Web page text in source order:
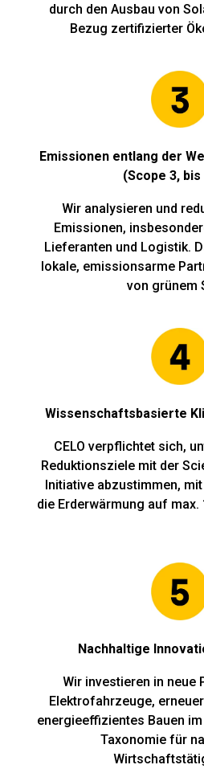
durch den Ausbau von
Bezug zertifizierter
Emissionen entlang der
(Scope 3, bis
Wir analysieren und
Emissionen,
Lieferanten und Logistik.
lokale, emissionsarme
von grünem
Wissenschaftsbasierte
CELO verpflichtet sich,
Reduktionsziele mit der
Initiative abzustimmen,
die Erderwärmung auf max.
Nachhaltige
Wir investieren in neue
Elektrofahrzeuge,
energieeffizientes Bauen
Taxonomie für